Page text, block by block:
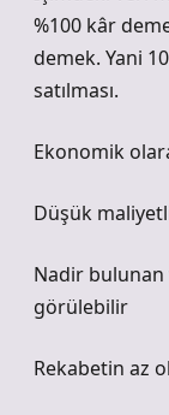
%100 kâr
demek. Yani
satılması.
Ekonomik
Düşük
Nadir
görülebilir
Rekabetin az